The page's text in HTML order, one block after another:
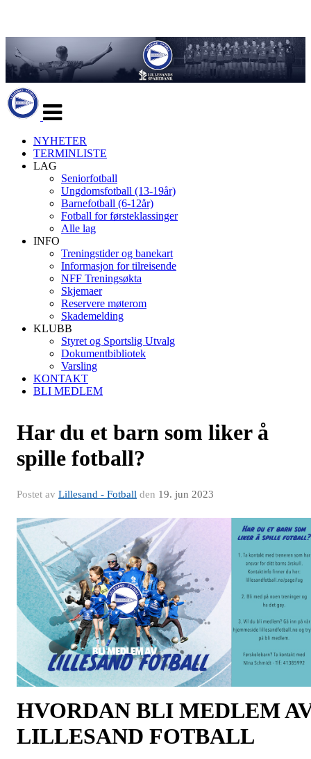
navigasjon
NYHETER
TERMINLISTE
LAG
Seniorfotball
Ungdomsfotball (13-19år)
Barnefotball (6-12år)
Fotball for førsteklassinger
Alle lag
INFO
Treningstider og banekart
Informasjon for tilreisende
NFF Treningsøkta
Skjemaer
Reservere møterom
Skademelding
KLUBB
Styret og Sportslig Utvalg
Dokumentbibliotek
Varsling
KONTAKT
BLI MEDLEM
Har du et barn som liker å
spille fotball?
Postet av Lillesand - Fotball den 19. jun 2023
HVORDAN BLI MEDLEM
LILLESAND FOTBALL